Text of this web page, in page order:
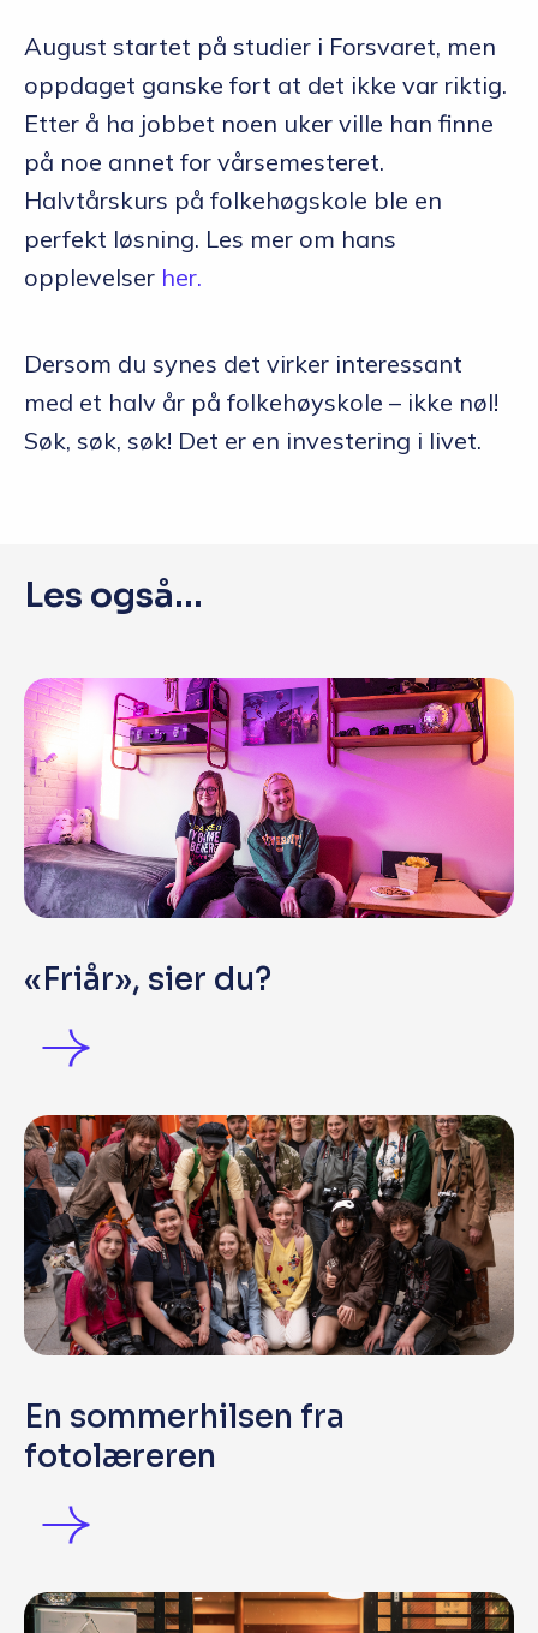
August startet på studier i Forsvaret, men
oppdaget ganske fort at det ikke var riktig.
Etter å ha jobbet noen uker ville han finne
på noe annet for vårsemesteret.
Halvtårskurs på folkehøgskole ble en
perfekt løsning. Les mer om hans
opplevelser her.
Dersom du synes det virker interessant
med et halv år på folkehøyskole – ikke nøl!
Søk, søk, søk! Det er en investering i livet.
Les også...
«Friår», sier du?
En sommerhilsen fra
fotolæreren